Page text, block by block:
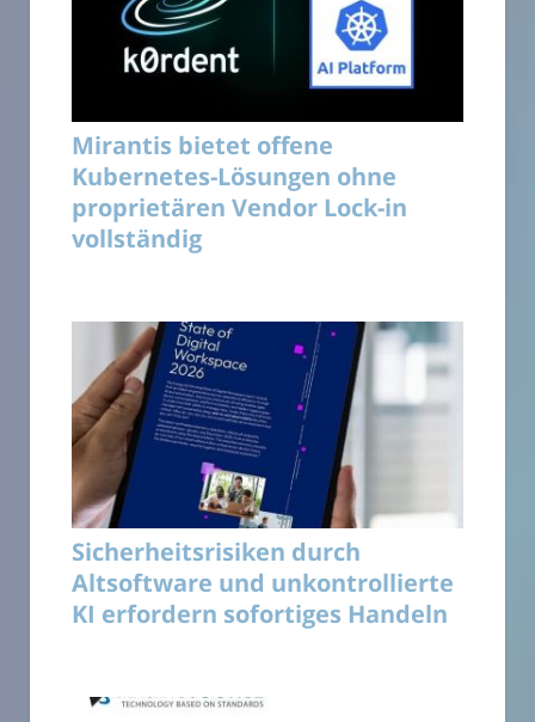
Mirantis bietet offene
Kubernetes-Lösungen ohne
proprietären Vendor Lock-in
vollständig
Sicherheitsrisiken durch
Altsoftware und unkontrollierte
KI erfordern sofortiges Handeln